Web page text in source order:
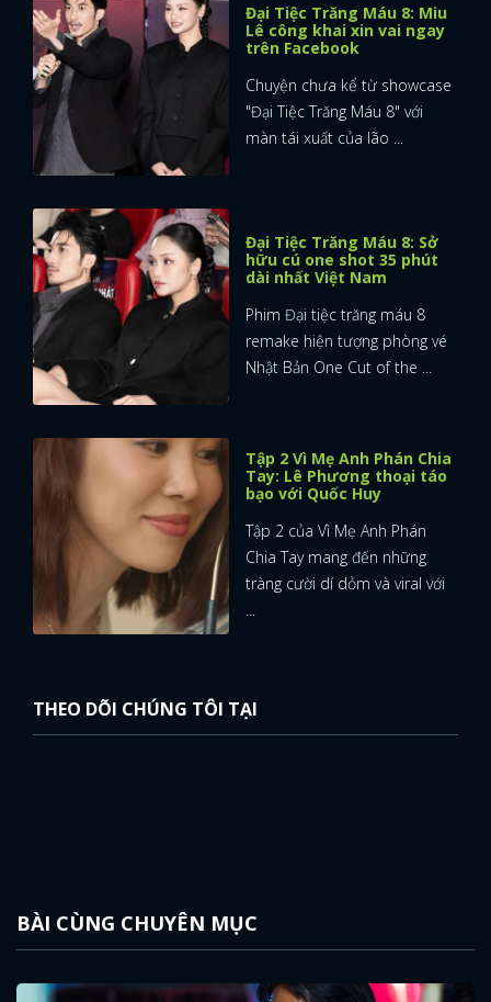
Đại Tiệc Trăng Máu 8: Miu
Lê công khai xin vai ngay
trên Facebook
Chuyện chưa kể từ showcase
"Đại Tiệc Trăng Máu 8" với
màn tái xuất của lão ...
Đại Tiệc Trăng Máu 8: Sở
hữu cú one shot 35 phút
dài nhất Việt Nam
Phim Đại tiệc trăng máu 8
remake hiện tượng phòng vé
Nhật Bản One Cut of the ...
Tập 2 Vì Mẹ Anh Phán Chia
Tay: Lê Phương thoại táo
bạo với Quốc Huy
Tập 2 của Vì Mẹ Anh Phán
Chia Tay mang đến những
tràng cười dí dỏm và viral với
...
THEO DÕI CHÚNG TÔI TẠI
BÀI CÙNG CHUYÊN MỤC